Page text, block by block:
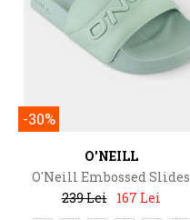
-30%
O'NEILL
O'Neill Embossed Slides
239 Lei
167 Lei